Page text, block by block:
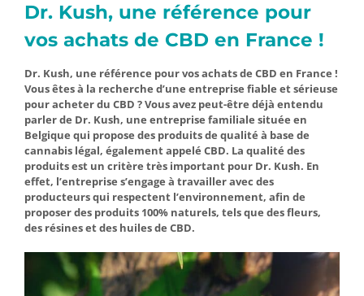
Dr. Kush, une référence pour
vos achats de CBD en France !
Dr. Kush, une référence pour vos achats de CBD en France !
Vous êtes à la recherche d’une entreprise fiable et sérieuse
pour acheter du CBD ? Vous avez peut-être déjà entendu
parler de Dr. Kush, une entreprise familiale située en
Belgique qui propose des produits de qualité à base de
cannabis légal, également appelé CBD. La qualité des
produits est un critère très important pour Dr. Kush. En
effet, l’entreprise s’engage à travailler avec des
producteurs qui respectent l’environnement, afin de
proposer des produits 100% naturels, tels que des fleurs,
des résines et des huiles de CBD.